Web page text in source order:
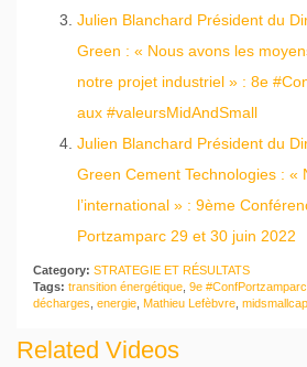
Julien Blanchard Président du
Green : « Nous avons les
notre projet industriel » : 8e
aux #valeursMidAndSmall
Julien Blanchard Président du
Green Cement Technologies : «
l’international » : 9ème
Portzamparc 29 et 30 juin 2022
Category: STRATEGIE ET RÉSULTATS
Tags: transition énergétique 9e #ConfPortzamparc
décharges energie Mathieu Lefèbvre
Related Videos